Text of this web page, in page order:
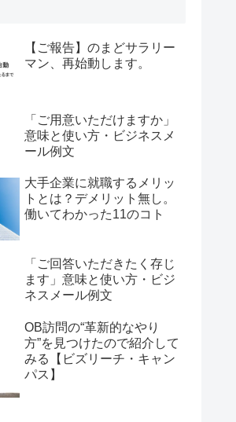
【ご報告】のまどサラリー
マン、再始動します。
「ご用意いただけますか」
意味と使い方・ビジネスメ
ール例文
大手企業に就職するメリッ
トとは？デメリット無し。
働いてわかった11のコト
「ご回答いただきたく存じ
ます」意味と使い方・ビジ
ネスメール例文
OB訪問の“革新的なやり
方”を見つけたので紹介して
みる【ビズリーチ・キャン
パス】